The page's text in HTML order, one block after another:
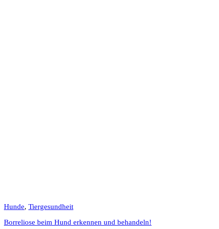
Hunde, Tiergesundheit
Borreliose beim Hund erkennen und behandeln!